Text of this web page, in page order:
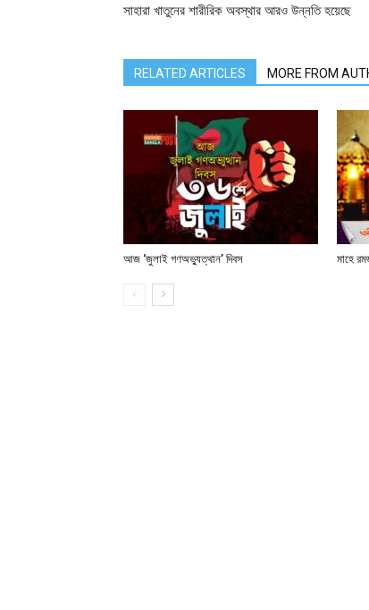
সাহারা খাতুনের শারীরিক অবস্থার আরও উন্নতি হয়েছে
RELATED ARTICLES MORE FROM
আজ ‘জুলাই গণঅভ্যুত্থান’ দিবস মাহে